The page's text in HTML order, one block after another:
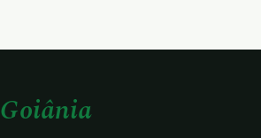
Goiânia